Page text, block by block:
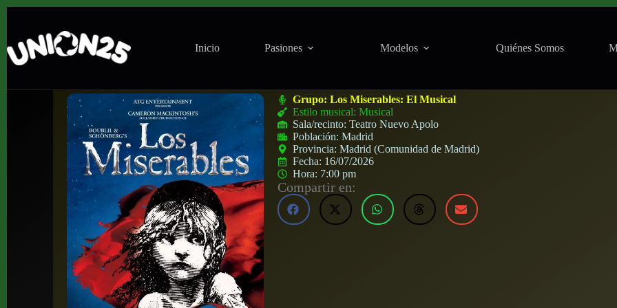
Inicio Pasiones Modelos Quiénes Somos
Grupo:Los Miserables: El Musical
Estilo musical: Musical
Sala/recinto:Teatro Nuevo Apolo
Población:Madrid
Provincia:Madrid (Comunidad de Madrid)
Fecha: 16/07/2026
Hora: 7:00 pm
Compartir en: